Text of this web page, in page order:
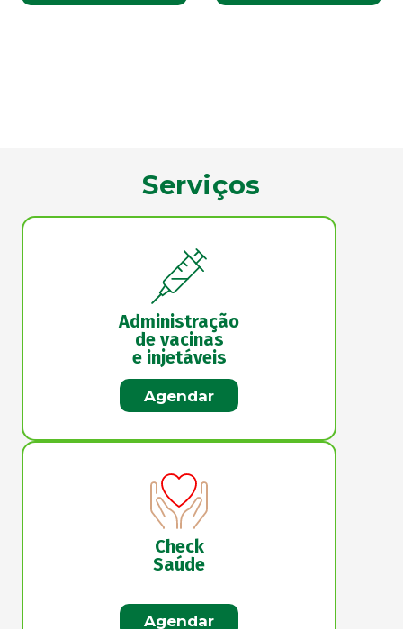
Serviços
Administração
de vacinas
e injetáveis
Agendar
Check
Saúde
Agendar